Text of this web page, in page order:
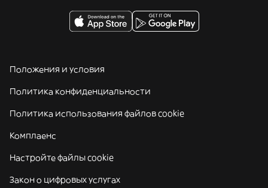
Положения и условия
Политика конфиденциальности
Политика использования файлов cookie
Комплаенс
Настройте файлы cookie
Закон о цифровых услугах